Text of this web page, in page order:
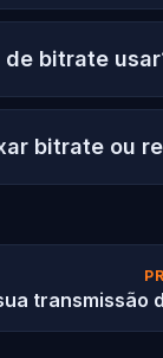
de bitrate
bitrate ou
transmissão